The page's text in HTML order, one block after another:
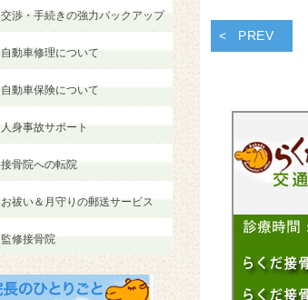
PREV
交渉・手続きの強力バックアップ
自動車修理について
自動車保険について
人身事故サポート
接骨院への転院
お祓い＆月守りの郵送サービス
監修接骨院